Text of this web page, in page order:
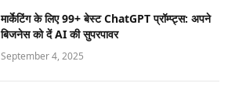
मार्केटिंग के लिए 99+ बेस्ट ChatGPT प्रॉम्प्ट्स: अपने
बिजनेस को दें AI की सुपरपावर
September 4, 2025